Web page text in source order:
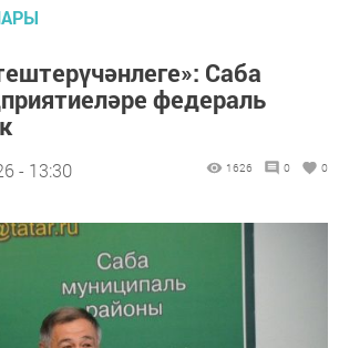
Саба
федераль
- 13:30 1626 0 0